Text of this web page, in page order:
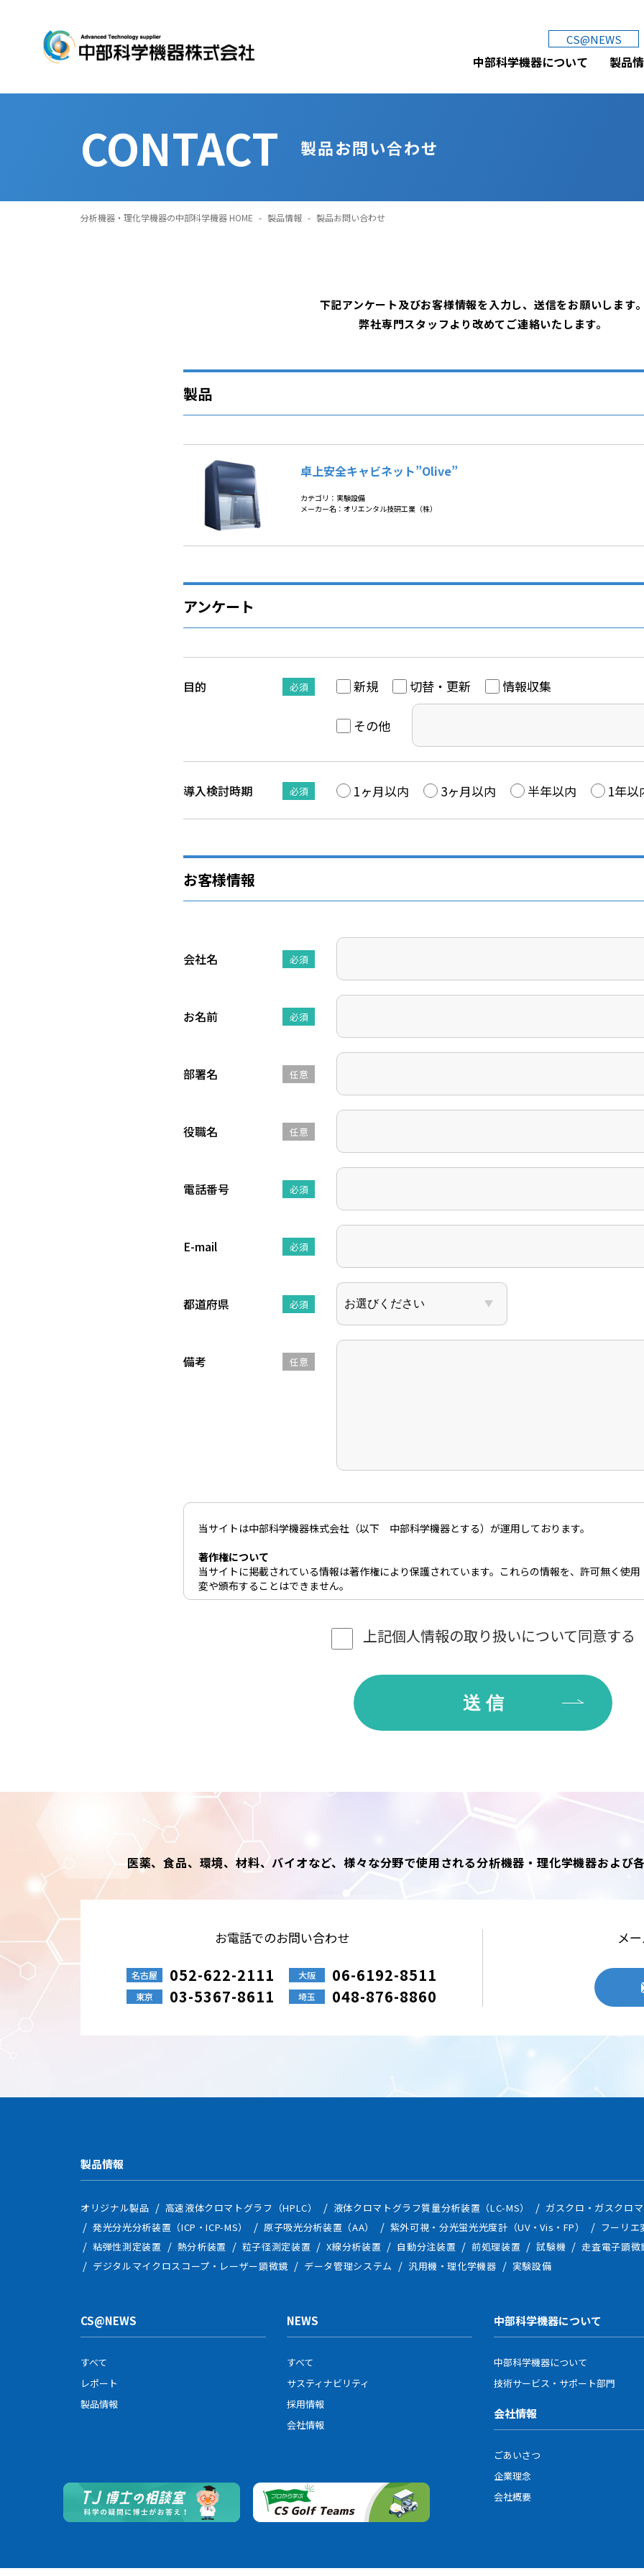
CS@NEWS
中部科学機器について 製品
CONTACT 製品お問い合わせ
分析機器・理化学機器の中部科学機器 HOME - 製品情報 - 製品お問い合わせ
下記アンケート及びお客様情報を入力し、送信をお願いします
弊社専門スタッフより改めてご連絡いたします。
製品
卓上安全キャビネット”Olive”
カテゴリ：実験設備
メーカー名：オリエンタル技研工業（株）
アンケート
目的 必須 新規 切替・更新 情報収集
その他
導入検討時期 必須 1ヶ月以内 3ヶ月以内 半年以内 1年以
お客様情報
会社名 必須
お名前 必須
部署名 任意
役職名 任意
電話番号 必須
E-mail 必須
都道府県 必須
備考 任意
当サイトは中部科学機器株式会社（以下 中部科学機器とする）が運用しております。
著作権について
当サイトに掲載されている情報は著作権により保護されています。これらの情報を、許可無く使
変や頒布することはできません。
当サイトへのリンクをご希望の方は、問い合わせ窓口までご連絡下さい。
当サイト上をご利用されるにあたり、次の行為を禁止します。
●第三者または中部科学機器の財産もしくはプライバシー等を侵害する行為、または侵害する恐
ト上の個人情報を利用する行為を含みます。
●公序良俗に反する行為、またはその恐れのある行為。
●他人の電子メールアドレスもしくはその他の個人情報を登録、送信する行為、または他人に成
個人情報の利用目的について
み個人情報を取得し取り扱います。
●業務、取引を遂行するために必要な場合
●中部科学機器が取り扱う商品、サービス等のご案内
●採用選考での使用
個人情報の安全管理
持・管理体制の整備・従業員教育の徹底などの必要な措置を行い個人情報の管理を行います。
個人情報の第三者提供
中部科学機器は、保有する個人情報に関して適用される日本の法令、その他規範を遵守するとと
宜見直し、その改善に努めます。
プライバシーポリシーの変更および通知
上記個人情報の取り扱いについて同意する
医薬、食品、環境、材料、バイオなど、様々な分野で使用される分析機器・理化学機器および
お電話でのお問い合わせ
名古屋 052-622-2111 大阪 06-6192-8511
東京 03-5367-8611 埼玉 048-876-8860
メ
製品情報
オリジナル製品 高速液体クロマトグラフ（HPLC） 液体クロマトグラフ質量分析装置（LC-MS）
ガスクロ・ガスクロ
発光分光分析装置（ICP・ICP-MS）
原子吸光分析装置（AA） 紫外可視・分光蛍光光度計（UV・Vis・FP）
フーリエ
粘弾性測定装置
熱分析装置 粒子径測定装置 X線分析装置 自動分注装置 前処理装置 試験機
走査電子顕微
デジタルマイクロスコープ・レーザー顕微鏡
データ管理システム 汎用機・理化学機器 実験設備
CS@NEWS
すべて
レポート
製品情報
NEWS
すべて
サスティナビリティ
採用情報
会社情報
中部科学機器について
中部科学機器について
技術サービス・サポート部門
会社情報
ごあいさつ
企業理念
会社概要